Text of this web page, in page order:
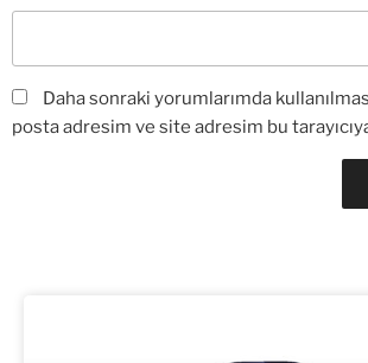
Daha sonraki yorumlarımda
posta adresim ve site adresim bu